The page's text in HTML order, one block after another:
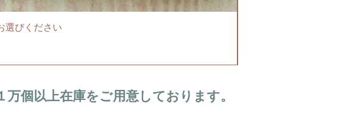
選びください
個以上在庫をご用意しております。